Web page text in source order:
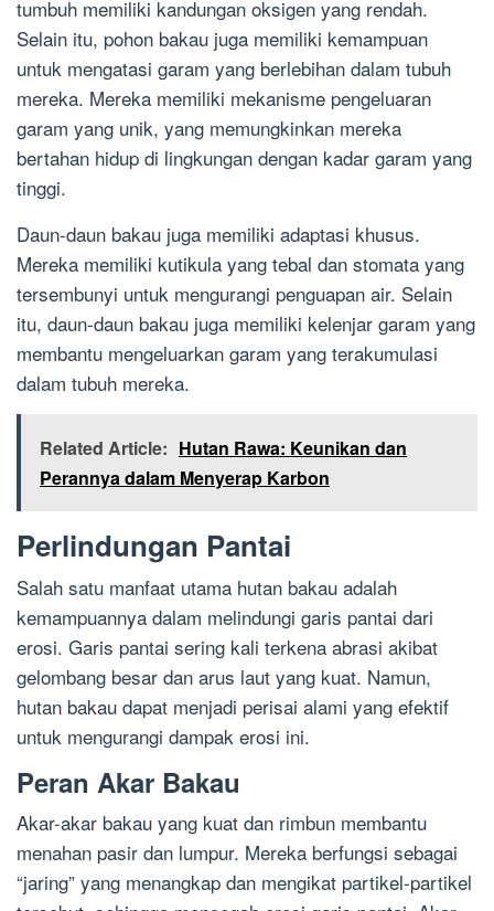
tumbuh memiliki kandungan oksigen yang rendah.
Selain itu, pohon bakau juga memiliki kemampuan
untuk mengatasi garam yang berlebihan dalam tubuh
mereka. Mereka memiliki mekanisme pengeluaran
garam yang unik, yang memungkinkan mereka
bertahan hidup di lingkungan dengan kadar garam yang
tinggi.
Daun-daun bakau juga memiliki adaptasi khusus.
Mereka memiliki kutikula yang tebal dan stomata yang
tersembunyi untuk mengurangi penguapan air. Selain
itu, daun-daun bakau juga memiliki kelenjar garam yang
membantu mengeluarkan garam yang terakumulasi
dalam tubuh mereka.
Related Article: Hutan Rawa: Keunikan dan
Perannya dalam Menyerap Karbon
Perlindungan Pantai
Salah satu manfaat utama hutan bakau adalah
kemampuannya dalam melindungi garis pantai dari
erosi. Garis pantai sering kali terkena abrasi akibat
gelombang besar dan arus laut yang kuat. Namun,
hutan bakau dapat menjadi perisai alami yang efektif
untuk mengurangi dampak erosi ini.
Peran Akar Bakau
Akar-akar bakau yang kuat dan rimbun membantu
menahan pasir dan lumpur. Mereka berfungsi sebagai
“jaring” yang menangkap dan mengikat partikel-partikel